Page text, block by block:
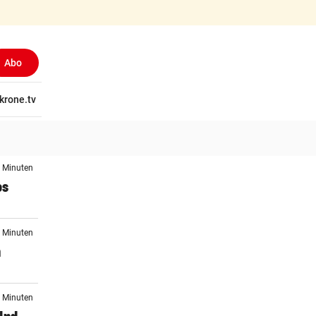
Abo
krone.tv
Minuten
Minuten
Minuten